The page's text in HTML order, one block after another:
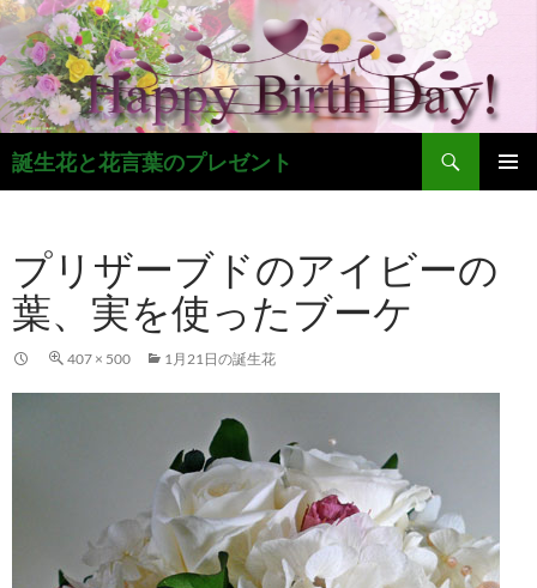
コ
ン
テ
ン
ツ
へ
ス
誕生花と花言葉のプレゼント
検
索
プリザーブドのアイビーの
葉、実を使ったブーケ
407 × 500 1月21日の誕生花